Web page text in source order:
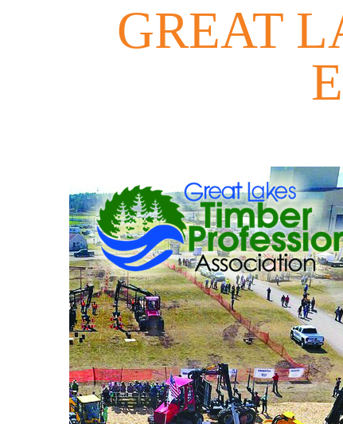
GREAT